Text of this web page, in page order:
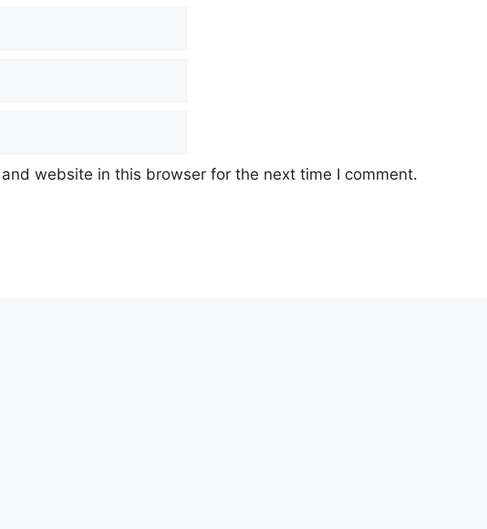
website in this browser for the next time I comment.